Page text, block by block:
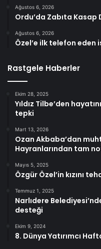
Ağustos 6, 2026
Ordu’da Zabıta
Ağustos 6, 2026
Özel’e ilk telefon eden
Rastgele Haberler
Ekim 28, 2025
Yıldız Tilbe’den
tepki
Mart 13, 2026
Ozan Akbaba’dan
Hayranlarından tam
Mayıs 5, 2025
Özgür Özel’in kızını
Temmuz 1, 2025
Narlıdere
desteği
Ekim 9, 2024
8. Dünya Yatırımcı